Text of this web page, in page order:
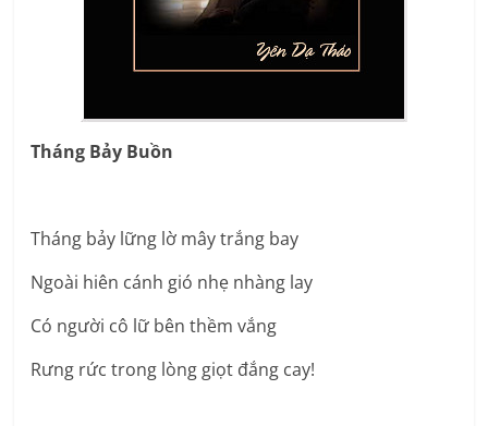
Tháng Bảy Buồn
Tháng bảy lững lờ mây trắng bay
Ngoài hiên cánh gió nhẹ nhàng lay
Có người cô lữ bên thềm vắng
Rưng rức trong lòng giọt đắng cay!